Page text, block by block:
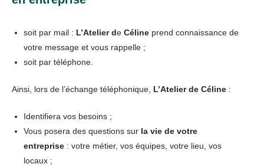
soit par mail : L’Atelier de Céline prend connaissance de
votre message et vous rappelle ;
soit par téléphone.
Ainsi, lors de l’échange téléphonique, L’Atelier de Céline :
Identifiera vos besoins ;
Vous posera des questions sur la vie de votre
entreprise : votre métier, vos équipes, votre lieu, vos
locaux ;